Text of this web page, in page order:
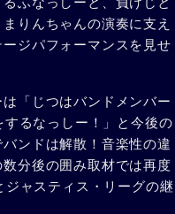
りんちゃんの演奏に支え
ジパフォーマンスを見せ
「じつはバンドメンバー
るなっしー！」と今後の
ンドは解散！音楽性の違
分後の囲み取材では再度
ジャスティス・リーグの継